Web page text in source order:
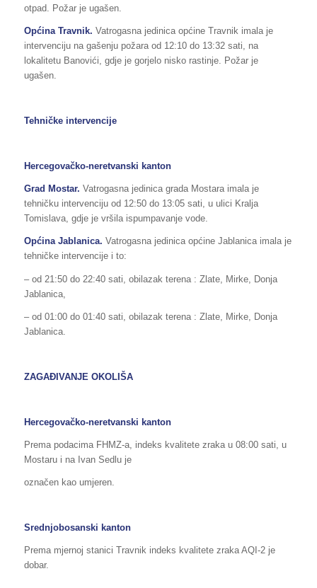
otpad. Požar je ugašen.
Općina Travnik. Vatrogasna jedinica općine Travnik imala je
intervenciju na gašenju požara od 12:10 do 13:32 sati, na
lokalitetu Banovići, gdje je gorjelo nisko rastinje. Požar je
ugašen.
Tehničke intervencije
Hercegovačko-neretvanski kanton
Grad Mostar. Vatrogasna jedinica grada Mostara imala je
tehničku intervenciju od 12:50 do 13:05 sati, u ulici Kralja
Tomislava, gdje je vršila ispumpavanje vode.
Općina Jablanica. Vatrogasna jedinica općine Jablanica imala je
tehničke intervencije i to:
– od 21:50 do 22:40 sati, obilazak terena : Zlate, Mirke, Donja
Jablanica,
– od 01:00 do 01:40 sati, obilazak terena : Zlate, Mirke, Donja
Jablanica.
ZAGAĐIVANJE OKOLIŠA
Hercegovačko-neretvanski kanton
Prema podacima FHMZ-a, indeks kvalitete zraka u 08:00 sati, u
Mostaru i na Ivan Sedlu je
označen kao umjeren.
Srednjobosanski kanton
Prema mjernoj stanici Travnik indeks kvalitete zraka AQI-2 je
dobar.